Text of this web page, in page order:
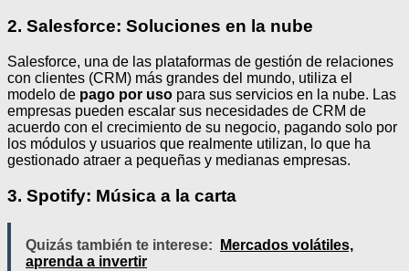
2. Salesforce: Soluciones en la nube
Salesforce, una de las plataformas de gestión de relaciones
con clientes (CRM) más grandes del mundo, utiliza el
modelo de pago por uso para sus servicios en la nube. Las
empresas pueden escalar sus necesidades de CRM de
acuerdo con el crecimiento de su negocio, pagando solo por
los módulos y usuarios que realmente utilizan, lo que ha
gestionado atraer a pequeñas y medianas empresas.
3. Spotify: Música a la carta
Quizás también te interese:
Mercados volátiles,
aprenda a invertir